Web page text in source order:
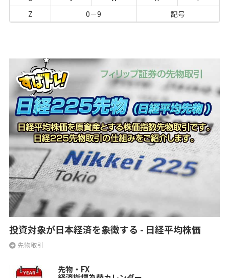
Z
0－9 記号
投資対象が日本経済を象徴する - 日経平均株価
先物取引
先物・FX